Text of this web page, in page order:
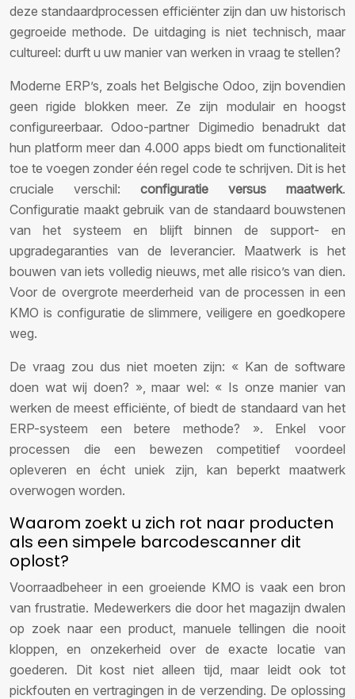
deze standaardprocessen efficiënter zijn dan uw historisch
gegroeide methode. De uitdaging is niet technisch, maar
cultureel: durft u uw manier van werken in vraag te stellen?
Moderne ERP’s, zoals het Belgische Odoo, zijn bovendien
geen rigide blokken meer. Ze zijn modulair en hoogst
configureerbaar. Odoo-partner Digimedio benadrukt dat
hun platform meer dan 4.000 apps biedt om functionaliteit
toe te voegen zonder één regel code te schrijven. Dit is het
cruciale verschil: configuratie versus maatwerk.
Configuratie maakt gebruik van de standaard bouwstenen
van het systeem en blijft binnen de support- en
upgradegaranties van de leverancier. Maatwerk is het
bouwen van iets volledig nieuws, met alle risico’s van dien.
Voor de overgrote meerderheid van de processen in een
KMO is configuratie de slimmere, veiligere en goedkopere
weg.
De vraag zou dus niet moeten zijn: « Kan de software
doen wat wij doen? », maar wel: « Is onze manier van
werken de meest efficiënte, of biedt de standaard van het
ERP-systeem een betere methode? ». Enkel voor
processen die een bewezen competitief voordeel
opleveren en écht uniek zijn, kan beperkt maatwerk
overwogen worden.
Waarom zoekt u zich rot naar producten
als een simpele barcodescanner dit
oplost?
Voorraadbeheer in een groeiende KMO is vaak een bron
van frustratie. Medewerkers die door het magazijn dwalen
op zoek naar een product, manuele tellingen die nooit
kloppen, en onzekerheid over de exacte locatie van
goederen. Dit kost niet alleen tijd, maar leidt ook tot
pickfouten en vertragingen in de verzending. De oplossing